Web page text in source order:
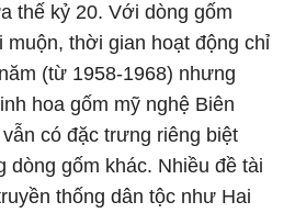
thế kỷ 20. Với dòng gốm
muộn, thời gian hoạt động chỉ
(từ 1958-1968) nhưng
hoa gốm mỹ nghệ Biên
có đặc trưng riêng biệt
dòng gốm khác. Nhiều đề tài
thống dân tộc như Hai